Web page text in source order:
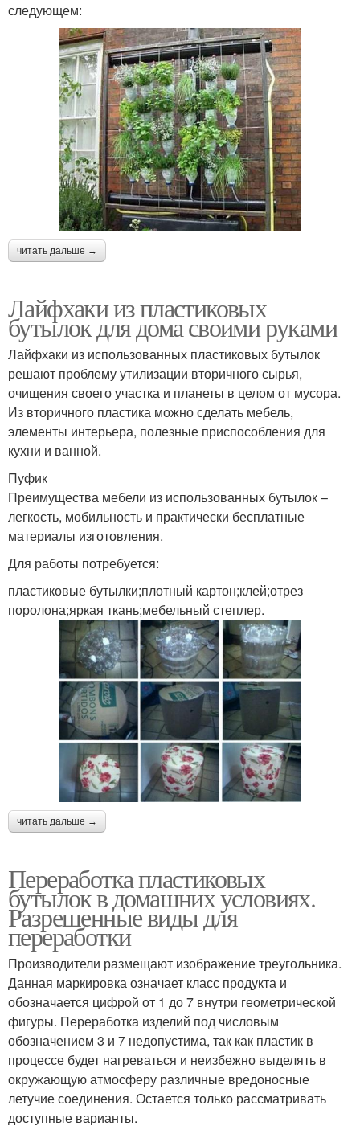
следующем:
читать дальше →
Лайфхаки из пластиковых
бутылок для дома своими руками
Лайфхаки из использованных пластиковых бутылок
решают проблему утилизации вторичного сырья,
очищения своего участка и планеты в целом от мусора.
Из вторичного пластика можно сделать мебель,
элементы интерьера, полезные приспособления для
кухни и ванной.
Пуфик
Преимущества мебели из использованных бутылок –
легкость, мобильность и практически бесплатные
материалы изготовления.
Для работы потребуется:
пластиковые бутылки;плотный картон;клей;отрез
поролона;яркая ткань;мебельный степлер.
читать дальше →
Переработка пластиковых
бутылок в домашних условиях.
Разрешенные виды для
переработки
Производители размещают изображение треугольника.
Данная маркировка означает класс продукта и
обозначается цифрой от 1 до 7 внутри геометрической
фигуры. Переработка изделий под числовым
обозначением 3 и 7 недопустима, так как пластик в
процессе будет нагреваться и неизбежно выделять в
окружающую атмосферу различные вредоносные
летучие соединения. Остается только рассматривать
доступные варианты.